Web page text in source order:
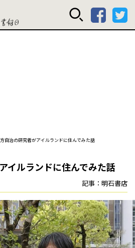
じんぶん堂
自治の研究者がアイルランドに住んでみた話
イルランドに住んでみた話
記事：明石書店